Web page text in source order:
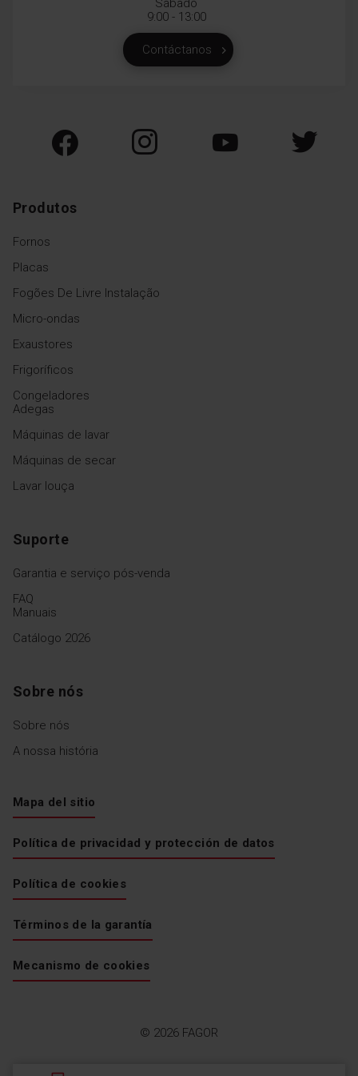
9:00 - 13:00
Contáctanos
Produtos
Fornos
Placas
Fogões De Livre Instalação
Micro-ondas
Exaustores
Frigoríficos
Congeladores
Adegas
Máquinas de lavar
Máquinas de secar
Lavar louça
Suporte
Garantia e serviço pós-venda
FAQ
Manuais
Catálogo 2026
Sobre nós
Sobre nós
A nossa história
© 2026 FAGOR
Mapa del sitio
Política de privacidad y protección de datos
Política de cookies
Términos de la garantía
Mecanismo de cookies